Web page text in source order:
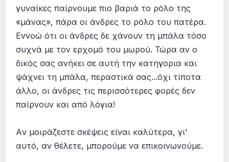
γυναίκες παίρνουμε πιο βαριά το ρόλο της
«μάνας», πάρα οι άνδρες το ρόλο του πατέρα.
Εννοώ ότι οι άνδρες δε χάνουν τη μπάλα τόσο
συχνά με τον ερχομό του μωρού. Τώρα αν ο
δικός σας ανήκει σε αυτή την κατηγορια και
ψάχνει τη μπάλα, περαστικά σας...όχι τίποτα
άλλο, οι άνδρες τις περισσότερες φορές δεν
παίρνουν και από λόγια!
Aν μοιράζεστε σκέψεις είναι καλύτερα, γι'
αυτό, αν θέλετε, μπορούμε να επικοινωνούμε.